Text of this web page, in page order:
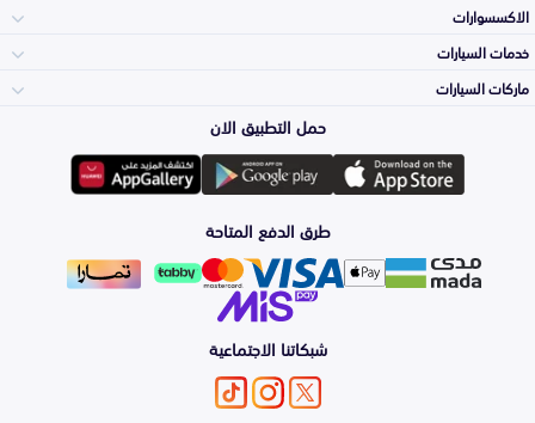
المكائن، القيرات
وملحقاتها
الشمعات
والاصطبات (الاضاءة)
الفرامل والأقمشة
الاكسسوارات
لوازم الرحلات
اكسسوارات العناية
الزيوت و السوائل
خدمات السيارات
الأكثر مبيعاً
التلميع والعناية
حماية مقدمة السيارة
ماركات السيارات
تويوتا
هيونداي
كيا
حمل التطبيق الان
طرق الدفع المتاحة
شبكاتنا الاجتماعية